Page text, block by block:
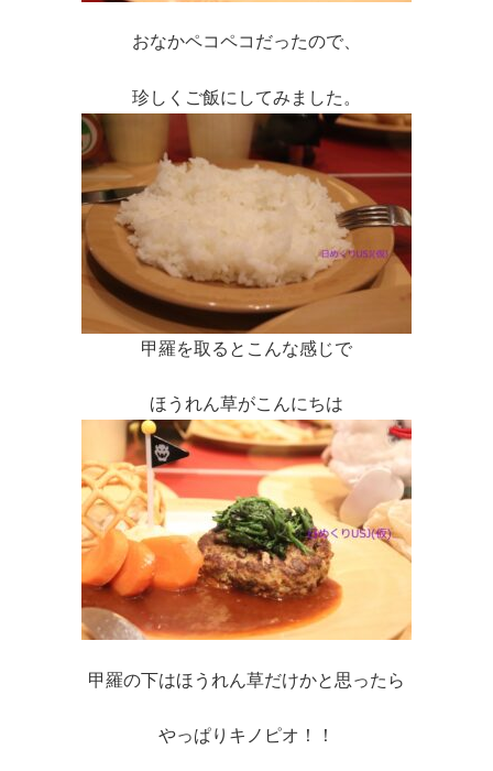
おなかペコペコだったので、
珍しくご飯にしてみました。
甲羅を取るとこんな感じで
ほうれん草がこんにちは
甲羅の下はほうれん草だけかと思ったら
やっぱりキノピオ！！